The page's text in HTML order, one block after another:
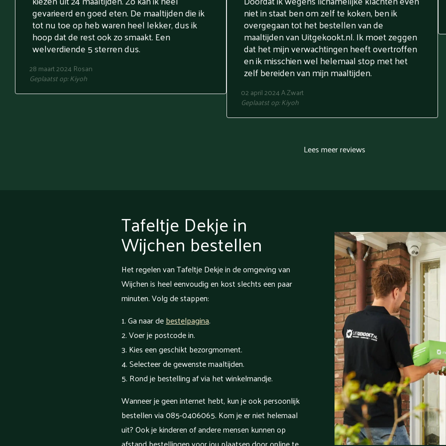
gevarieerd en goed eten. De maaltijden die ik
tot nu toe op heb waren heel lekker, dus ik
hoop dat de rest ook zo smaakt. Een
welverdiende 5 sterren dus.
28 maart 2024 Rosan
Geplaatst op:Kiyoh
niet in staat ben om zelf te koken, ben ik
overgegaan tot het bestellen van de
maaltijden van Uitgekookt.nl. Ik moet zeggen
dat het mijn verwachtingen heeft overtroffen
en ik misschien wel helemaal stop met het
zelf bereiden van mijn maaltijden.
02 april 2024A Zwart
Geplaatst op:Kiyoh
Lees meer reviews
Tafeltje Dekje in
Wijchen bestellen
Het regelen van Tafeltje Dekje in de omgeving van
Wijchen is heel eenvoudig en kost slechts een paar
minuten. Volg de stappen:
Ga naar debestelpagina.
Voer je postcode in.
Kies een geschikt bezorgmoment.
Selecteer de gewenste maaltijden.
Rond je bestelling af via het winkelmandje.
Wanneer je geen internet hebt, kun je ook persoonlijk
bestellen via 085-0406065. Kom je er niet helemaal
uit? Ook je kinderen of andere mensen kunnen op